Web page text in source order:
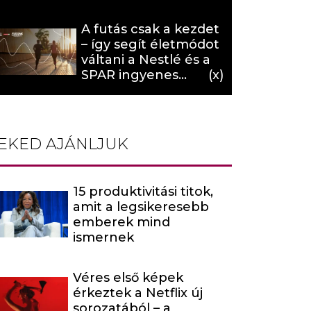
A futás csak a kezdet
– így segít életmódot
váltani a Nestlé és a
SPAR ingyenes
AJÁNLJUK
15 produktivitási titok,
amit a legsikeresebb
emberek mind
ismernek
Véres első képek
érkeztek a Netflix új
sorozatából – a